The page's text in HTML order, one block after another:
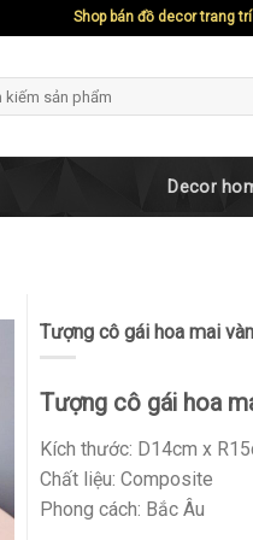
Shop bán đồ decor trang
Decor
Tượng cô gái hoa mai
Tượng cô gái hoa
Kích thước: D14cm x
Chất liệu: Composite
Phong cách: Bắc Âu